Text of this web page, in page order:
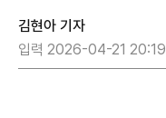
김현아 기자
입력 2026-04-21 20:19